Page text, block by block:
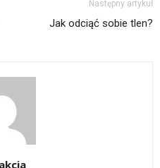
Następny artykuł
Jak odciąć sobie tlen?